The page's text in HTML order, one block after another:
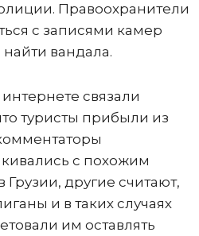
Правоохранители
с записями камер
вандала.
связали
туристы прибыли из
с похожим
другие считают,
и в таких случаях
им оставлять